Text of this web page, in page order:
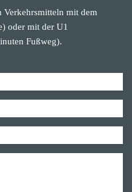
mit dem
oder mit der U1
Fußweg).